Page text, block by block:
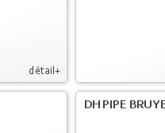
détail+
DH PIPE